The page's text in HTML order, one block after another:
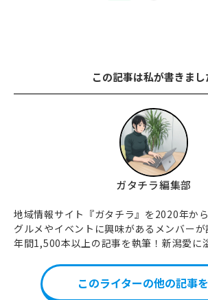
この記事は私が書きまし
ガタチラ編集部
地域情報サイト『ガタチラ』を2020年か
グルメやイベントに興味があるメンバー
年間1,500本以上の記事を執筆！新潟愛に
このライターの他の記事